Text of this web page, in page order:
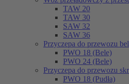
TAW 20
TAW 30
SAW 32
SAW 36
Przyczepa do przewozu bel
PWO 18 (Bele)
PWO 24 (Bele)
Przyczepa do przewozu
PWO 18 (Pudła)